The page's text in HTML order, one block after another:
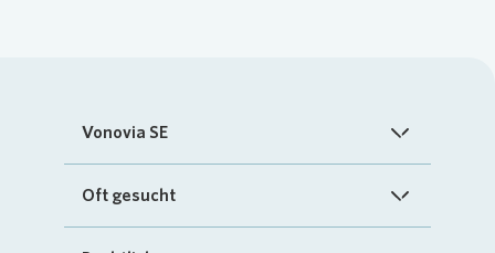
Vonovia SE
Startseite
Oft gesucht
FAQ